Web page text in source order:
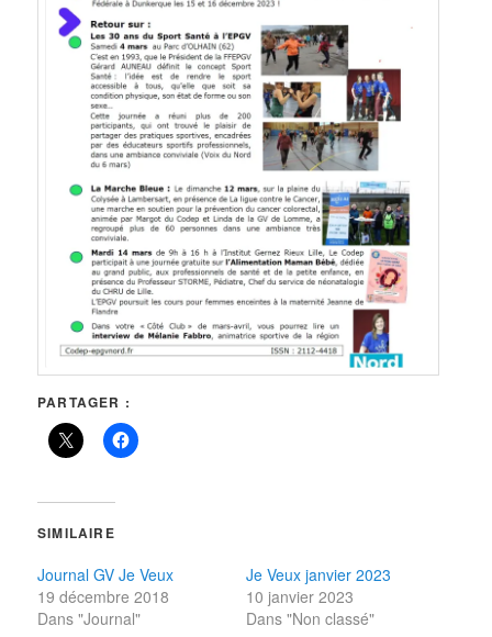
PARTAGER :
SIMILAIRE
Journal GV Je Veux
19 décembre 2018
Dans "Journal"
Je Veux janvier 2023
10 janvier 2023
Dans "Non classé"